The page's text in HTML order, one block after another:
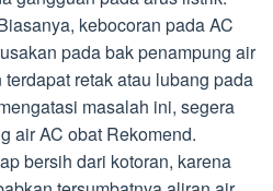
kebocoran pada AC
pada bak penampung air
retak atau lubang pada
masalah ini, segera
air AC obat Rekomend.
bersih dari kotoran, karena